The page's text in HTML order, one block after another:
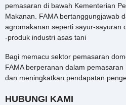
pemasaran di bawah Kementerian
Makanan. FAMA bertanggungjawab
agromakanan seperti sayur-sayuran
-produk industri asas tani
Bagi memacu sektor pemasaran
FAMA berperanan dalam
dan meningkatkan pendapatan
HUBUNGI KAMI